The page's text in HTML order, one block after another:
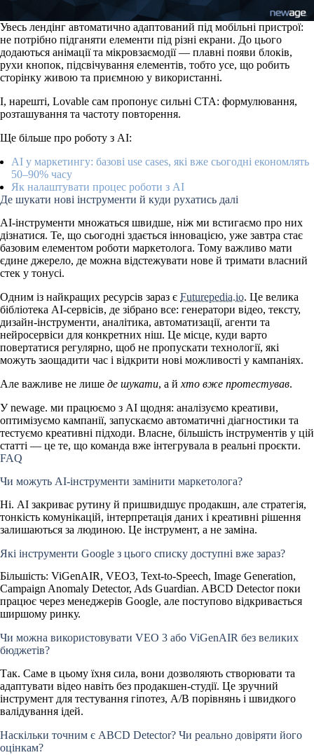
Увесь лендінг автоматично адаптований під мобільні пристрої:
не потрібно підганяти елементи під різні екрани. До цього
додаються анімації та мікровзаємодії — плавні появи блоків,
рухи кнопок, підсвічування елементів, тобто усе, що робить
сторінку живою та приємною у використанні.
І, нарешті, Lovable сам пропонує сильні CTA: формулювання,
розташування та частоту повторення.
Ще більше про роботу з AI:
AI у маркетингу: базові use cases, які вже сьогодні економлять
50–90% часу
Як налаштувати процес роботи з AI
Де шукати нові інструменти й куди рухатись далі
AI-інструменти множаться швидше, ніж ми встигаємо про них
дізнатися. Те, що сьогодні здається інновацією, уже завтра стає
базовим елементом роботи маркетолога. Тому важливо мати
єдине джерело, де можна відстежувати нове й тримати власний
стек у тонусі.
Одним із найкращих ресурсів зараз є Futurepedia.io. Це велика
бібліотека AI-сервісів, де зібрано все: генератори відео, тексту,
дизайн-інструменти, аналітика, автоматизації, агенти та
нейросервіси для конкретних ніш. Це місце, куди варто
повертатися регулярно, щоб не пропускати технології, які
можуть заощадити час і відкрити нові можливості у кампаніях.
Але важливе не лише де шукати, а й хто вже протестував.
У newage. ми працюємо з AI щодня: аналізуємо креативи,
оптимізуємо кампанії, запускаємо автоматичні діагностики та
тестуємо креативні підходи. Власне, більшість інструментів у цій
статті — це те, що команда вже інтегрувала в реальні проєкти.
FAQ
Чи можуть AI-інструменти замінити маркетолога?
Ні. AI закриває рутину й пришвидшує продакшн, але стратегія,
тонкість комунікацій, інтерпретація даних і креативні рішення
залишаються за людиною. Це інструмент, а не заміна.
Які інструменти Google з цього списку доступні вже зараз?
Більшість: ViGenAIR, VEO3, Text-to-Speech, Image Generation,
Campaign Anomaly Detector, Ads Guardian. ABCD Detector поки
працює через менеджерів Google, але поступово відкривається
ширшому ринку.
Чи можна використовувати VEO 3 або ViGenAIR без великих
бюджетів?
Так. Саме в цьому їхня сила, вони дозволяють створювати та
адаптувати відео навіть без продакшен-студії. Це зручний
інструмент для тестування гіпотез, A/B порівнянь і швидкого
валідування ідей.
Наскільки точним є ABCD Detector? Чи реально довіряти його
оцінкам?